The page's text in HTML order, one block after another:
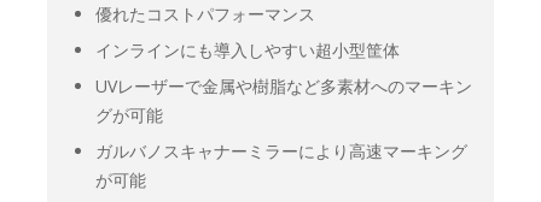
優れたコストパフォーマンス
インラインにも導入しやすい超小型筐体
UVレーザーで金属や樹脂など多素材へのマーキン
グが可能
ガルバノスキャナーミラーにより高速マーキング
が可能